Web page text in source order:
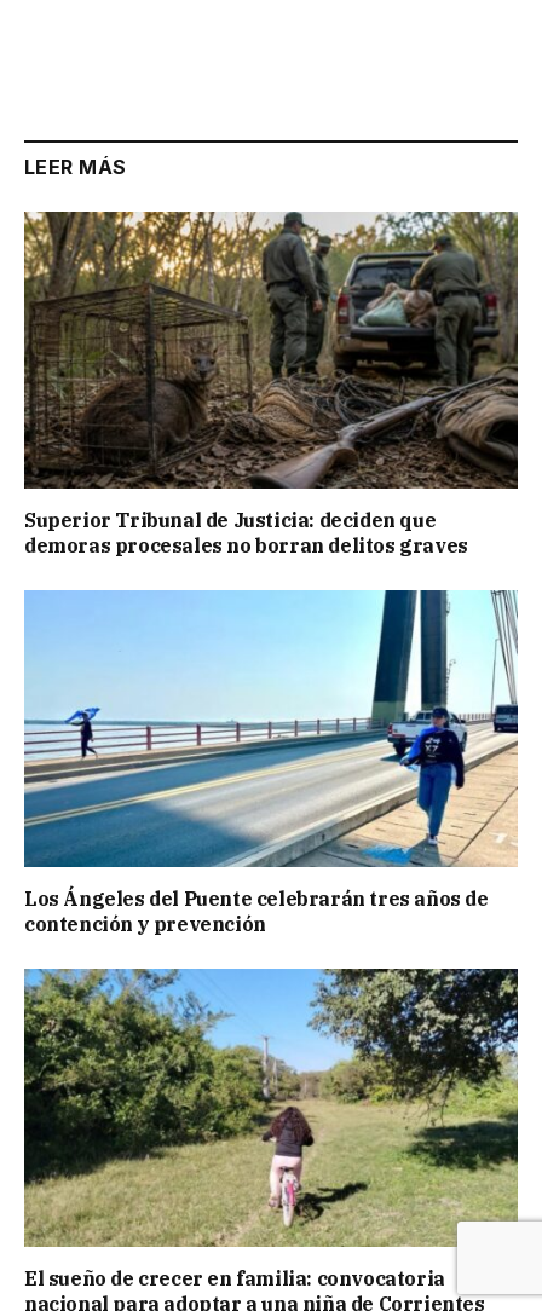
LEER MÁS
Superior Tribunal de Justicia: deciden que
demoras procesales no borran delitos graves
Los Ángeles del Puente celebrarán tres años de
contención y prevención
El sueño de crecer en familia: convocatoria
nacional para adoptar a una niña de Corrientes